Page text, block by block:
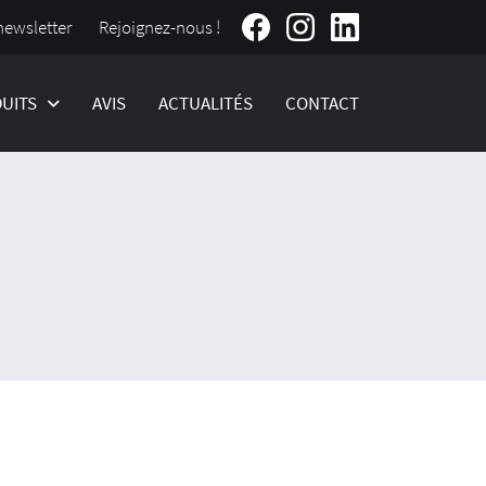
Rejoignez-nous !
AVIS ACTUALITÉS CONTACT